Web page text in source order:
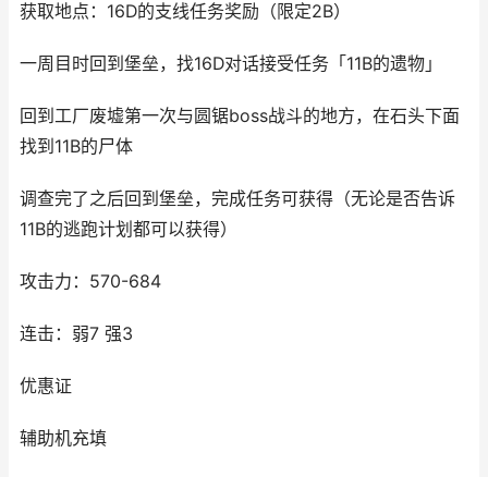
获取地点：16D的支线任务奖励（限定2B）
一周目时回到堡垒，找16D对话接受任务「11B的遗物」
回到工厂废墟第一次与圆锯boss战斗的地方，在石头下面
找到11B的尸体
调查完了之后回到堡垒，完成任务可获得（无论是否告诉
11B的逃跑计划都可以获得）
攻击力：570-684
连击：弱7 强3
优惠证
辅助机充填